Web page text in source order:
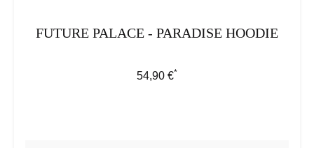
FUTURE PALACE - PARADISE HOODIE
Regulärer Preis:
54,90 €*